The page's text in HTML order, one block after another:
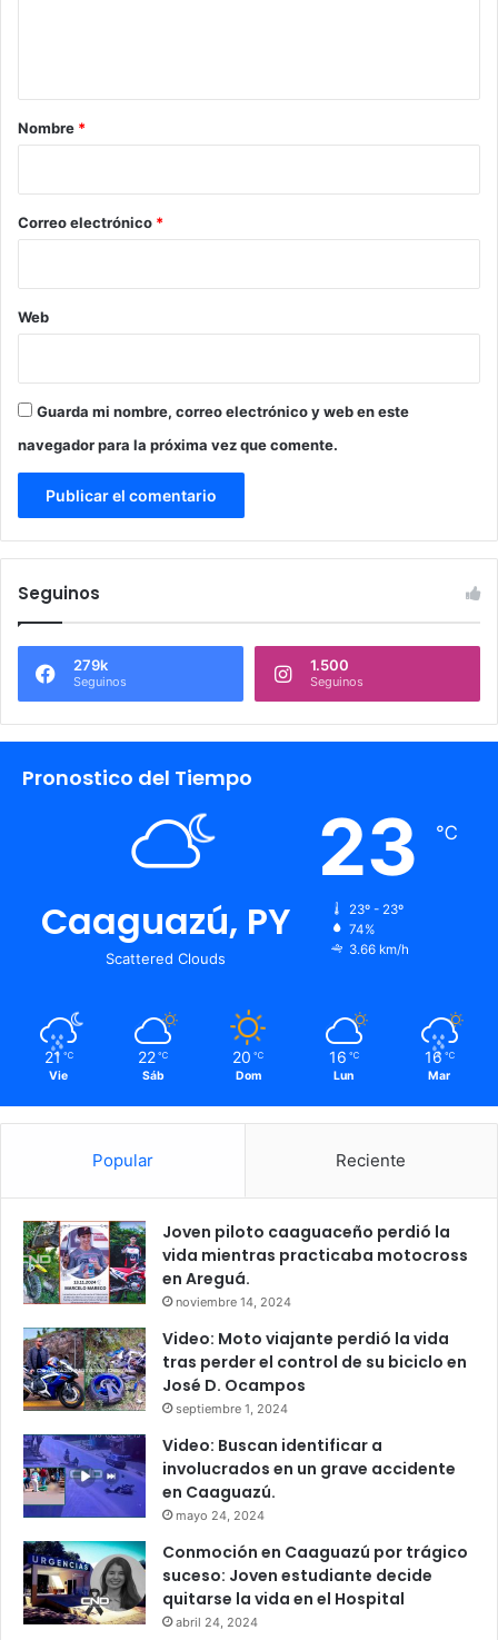
r
*
Nombre *
Correo electrónico *
Web
Guarda mi nombre, correo electrónico y web en este
navegador para la próxima vez que comente.
Seguinos
279k
Seguinos
1.500
Seguinos
Pronostico del Tiempo
Caaguazú, PY
Scattered Clouds
23 ℃
23º - 23º
74%
3.66 km/h
21 ℃
Vie
22 ℃
Sáb
20 ℃
Dom
16 ℃
Lun
16 ℃
Mar
Popular Reciente
Joven piloto caaguaceño perdió la
vida mientras practicaba motocross
en Areguá.
noviembre 14, 2024
Video: Moto viajante perdió la vida
tras perder el control de su biciclo en
José D. Ocampos
septiembre 1, 2024
Video: Buscan identificar a
involucrados en un grave accidente
en Caaguazú.
mayo 24, 2024
Conmoción en Caaguazú por trágico
suceso: Joven estudiante decide
quitarse la vida en el Hospital
abril 24, 2024